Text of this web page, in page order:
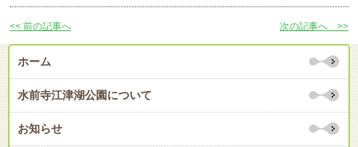
みた（上江津編）
<< 前の記事へ 次の記事へ >>
ホーム
水前寺江津湖公園について
お知らせ